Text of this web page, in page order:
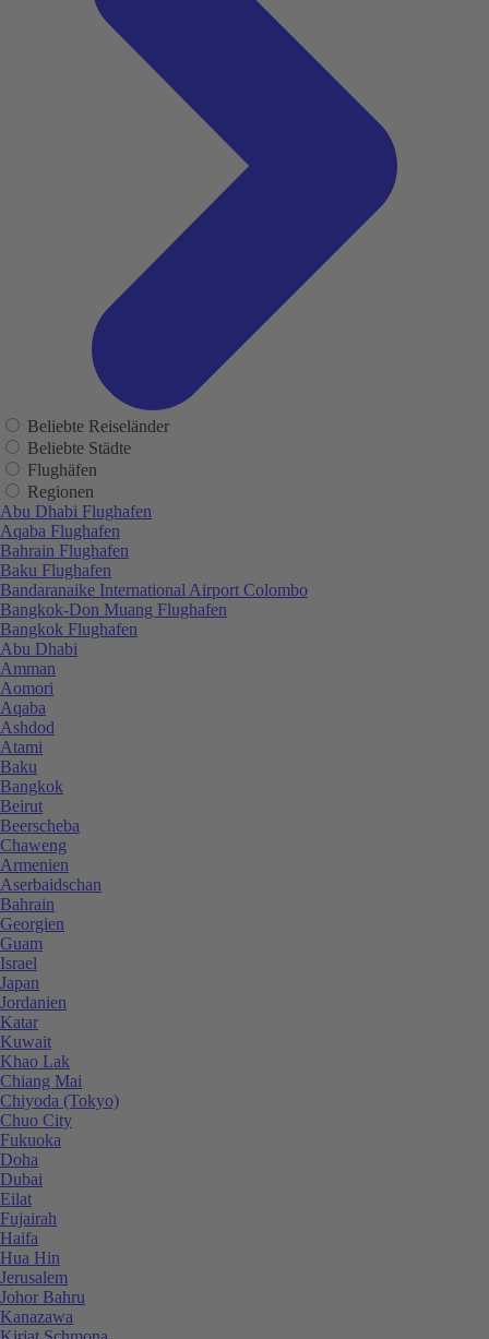
Beliebte Reiseländer
Beliebte Städte
Flughäfen
Regionen
Abu Dhabi Flughafen
Aqaba Flughafen
Bahrain Flughafen
Baku Flughafen
Bandaranaike International Airport Colombo
Bangkok-Don Muang Flughafen
Bangkok Flughafen
Abu Dhabi
Amman
Aomori
Aqaba
Ashdod
Atami
Baku
Bangkok
Beirut
Beerscheba
Chaweng
Armenien
Aserbaidschan
Bahrain
Georgien
Guam
Israel
Japan
Jordanien
Katar
Kuwait
Khao Lak
Chiang Mai
Chiyoda (Tokyo)
Chuo City
Fukuoka
Doha
Dubai
Eilat
Fujairah
Haifa
Hua Hin
Jerusalem
Johor Bahru
Kanazawa